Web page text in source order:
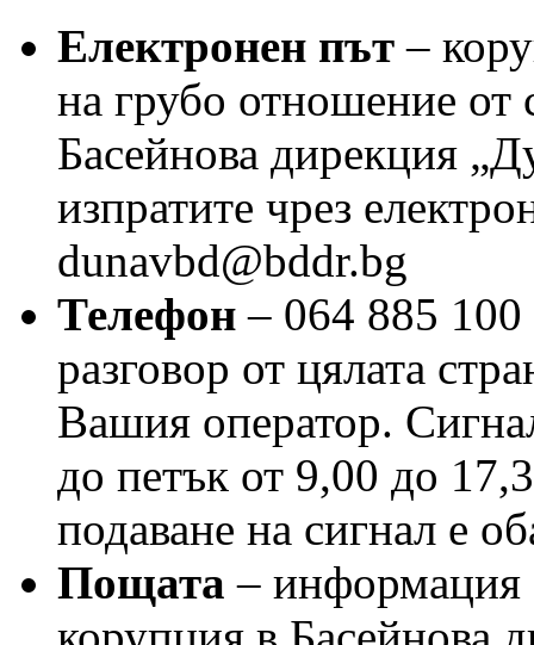
Електронен път –
на грубо отношение от
Басейнова дирекция
изпратите чрез
dunavbd@bddr.bg
Телефон – 064 885 100
разговор от цялата
Вашия оператор.
до петък от 9,00 до
подаване на сигнал е
Пощата – информация